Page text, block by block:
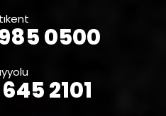
0500
2101